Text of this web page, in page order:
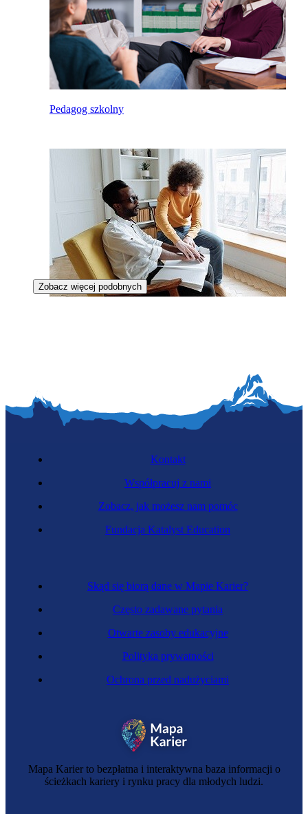
Pedagog szkolny
Surdopedagog
Oligofrenopedagog
Zobacz więcej podobnych
Mapa Karier to bezpłatna i interaktywna baza informacji o
ścieżkach kariery i rynku pracy dla młodych ludzi.
Skąd się biorą dane w Mapie Karier?
Często zadawane pytania
Otwarte zasoby edukacyjne
Polityka prywatności
Ochrona przed nadużyciami
Kontakt
Współpracuj z nami
Zobacz, jak możesz nam pomóc
Fundacja Katalyst Education